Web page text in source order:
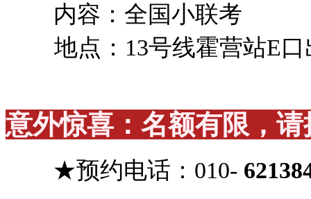
内容：全国小联考
地点： 13号线霍营站E
意外惊喜：名额有限，
★预约电话： 010-